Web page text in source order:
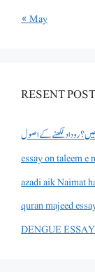
« May
RESENT
روداد لکھنے کے اصول